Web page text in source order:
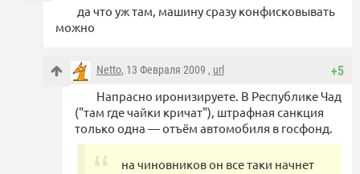
да что уж там, машину сразу конфисковывать
можно
+5
Netto, 13 Февраля 2009 , url
Напрасно иронизируете. В Республике Чад
("там где чайки кричат"), штрафная санкция
только одна — отъём автомобиля в госфонд.
на чиновников он все таки начнет